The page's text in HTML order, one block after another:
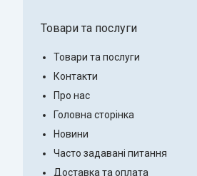
Товари та послуги
Товари та послуги
Контакти
Про нас
Головна сторінка
Новини
Часто задавані питання
Доставка та оплата